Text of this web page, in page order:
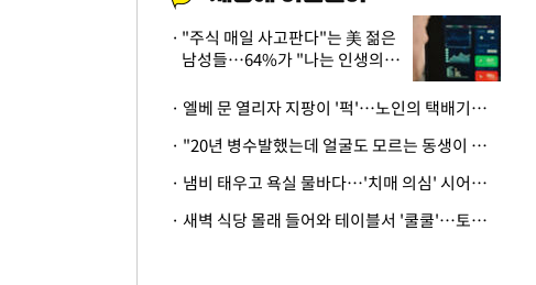
"주식 매일 사고판다"는 美 젊은
남성들…64%가 "나는 인생의
· 엘베 문 열리자 지팡이 '퍽'…노인의 택배기사 폭행 이유
· "20년 병수발했는데 얼굴도 모르는 동생이 유산 절반을"…배다른 형제 상속권 있을까
· 냄비 태우고 욕실 물바다…'치매 의심' 시어머니 검사 권유했다가 '날벼락'
· 새벽 식당 몰래 들어와 테이블서 '쿨쿨'…토사물 남기고 사라진 남성